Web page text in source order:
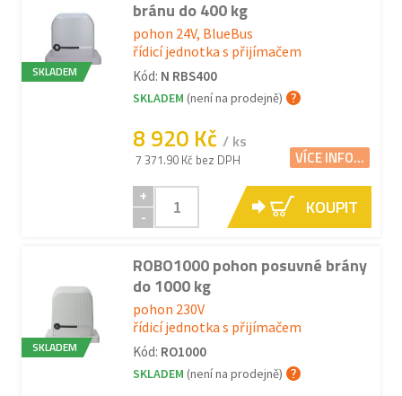
SKLADEM
bránu do 400 kg
pohon 24V, BlueBus
řídicí jednotka s přijímačem
Kód: N RBS400
SKLADEM (není na prodejně)
8 920 Kč / ks
7 371.90 Kč bez DPH VÍCE INFO...
+
-
KOUPIT
SKLADEM
ROBO1000 pohon posuvné brány
do 1000 kg
pohon 230V
řídicí jednotka s přijímačem
Kód: RO1000
SKLADEM (není na prodejně)